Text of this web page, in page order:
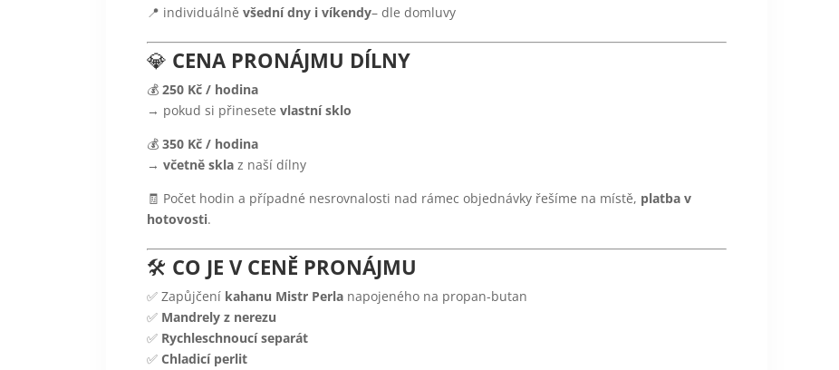
📍 individuálně všední dny i víkendy– dle domluvy
💎 CENA PRONÁJMU DÍLNY
💰 250 Kč / hodina
→ pokud si přinesete vlastní sklo
💰 350 Kč / hodina
→ včetně skla z naší dílny
🧾 Počet hodin a případné nesrovnalosti nad rámec objednávky řešíme na místě, platba v
hotovosti.
🛠️ CO JE V CENĚ PRONÁJMU
✅ Zapůjčení kahanu Mistr Perla napojeného na propan-butan
✅ Mandrely z nerezu
✅ Rychleschnoucí separát
✅ Chladicí perlit